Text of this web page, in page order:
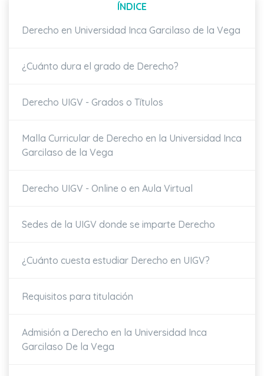
ÍNDICE
Derecho en Universidad Inca Garcilaso de la Vega
¿Cuánto dura el grado de Derecho?
Derecho UIGV - Grados o Títulos
Malla Curricular de Derecho en la Universidad Inca
Garcilaso de la Vega
Derecho UIGV - Online o en Aula Virtual
Sedes de la UIGV donde se imparte Derecho
¿Cuánto cuesta estudiar Derecho en UIGV?
Requisitos para titulación
Admisión a Derecho en la Universidad Inca
Garcilaso De la Vega